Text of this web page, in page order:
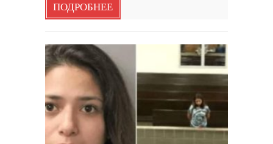
ПОДРОБНЕЕ